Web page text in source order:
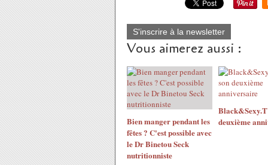
S'inscrire à la newsletter
Vous aimerez aussi :
Bien manger pendant les
fêtes ? C'est possible avec
le Dr Binetou Seck
nutritionniste
deuxième